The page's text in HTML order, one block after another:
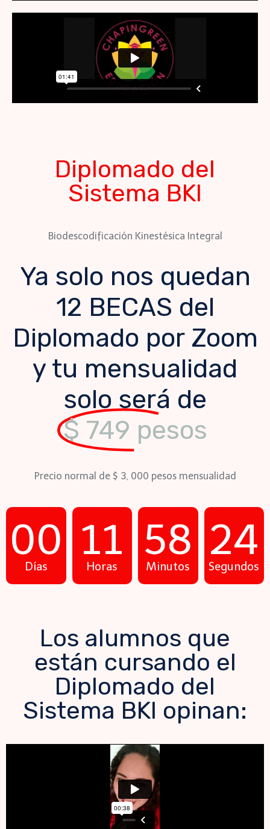
Diplomado del
Sistema BKI
Biodescodificación Kinestésica Integral
Ya solo nos quedan
12 BECAS del
Diplomado por Zoom
y tu mensualidad
solo será de
$ 749 pesos
Precio normal de $ 3, 000 pesos mensualidad
00
Días
11
Horas
58
Minutos
22
Segundos
Los alumnos que
están cursando el
Diplomado del
Sistema BKI opinan: